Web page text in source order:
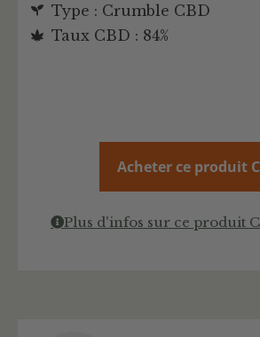
Type : Crumble CBD
Taux CBD : 84%
Acheter ce produit
Plus d'infos sur ce produit